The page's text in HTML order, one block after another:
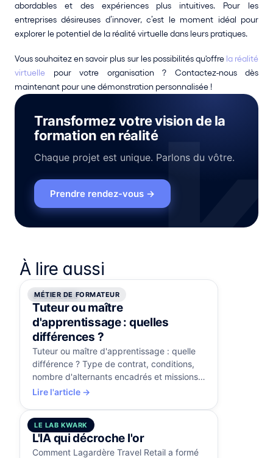
abordables et des expériences plus intuitives. Pour les
entreprises désireuses d’innover, c’est le moment idéal pour
explorer le potentiel de la réalité virtuelle dans leurs pratiques.
Vous souhaitez en savoir plus sur les possibilités qu'offre la réalité
virtuelle pour votre organisation ? Contactez-nous dès
maintenant pour une démonstration personnalisée !
Transformez votre vision de la
formation en réalité
Chaque projet est unique. Parlons du vôtre.
Prendre rendez-vous →
À lire aussi
MÉTIER DE FORMATEUR
6 août 2026
Tuteur ou maître
d'apprentissage : quelles
différences ?
Tuteur ou maître d'apprentissage : quelle
différence ? Type de contrat, conditions,
nombre d'alternants encadrés et missions
comparés, avec la certification RS5515.
Lire l'article →
LE LAB KWARK
5 août 2026
L'IA qui décroche l'or
Comment Lagardère Travel Retail a formé